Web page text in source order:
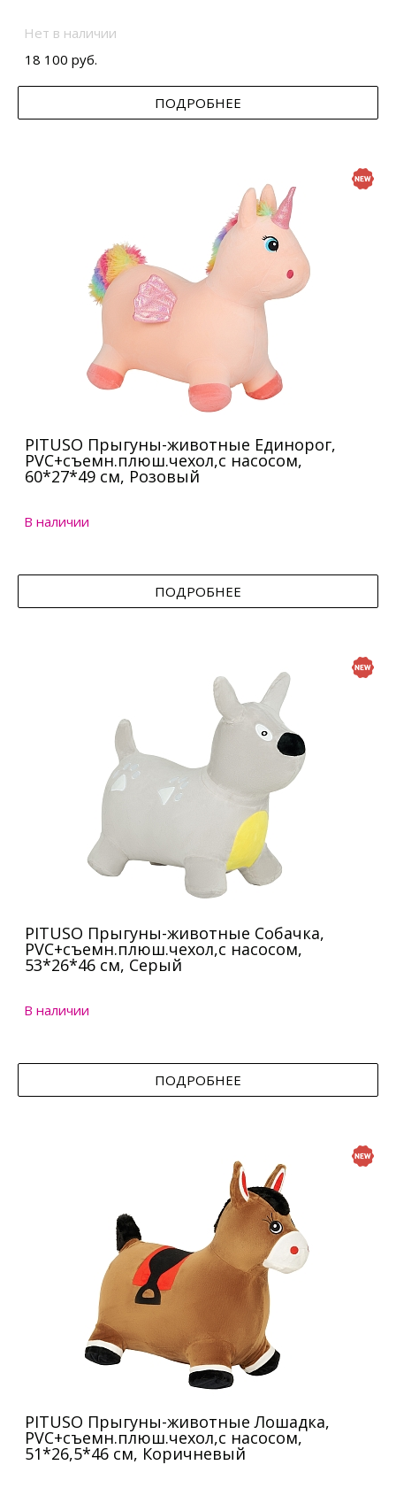
Нет в наличии
18 100 руб.
ПОДРОБНЕЕ
PITUSO Прыгуны-животные Единорог,
PVC+съемн.плюш.чехол,с насосом,
60*27*49 см, Розовый
В наличии
ПОДРОБНЕЕ
PITUSO Прыгуны-животные Собачка,
PVC+съемн.плюш.чехол,с насосом,
53*26*46 см, Серый
В наличии
ПОДРОБНЕЕ
PITUSO Прыгуны-животные Лошадка,
PVC+съемн.плюш.чехол,с насосом,
51*26,5*46 см, Коричневый